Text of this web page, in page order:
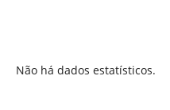
Não há dados estatísticos.